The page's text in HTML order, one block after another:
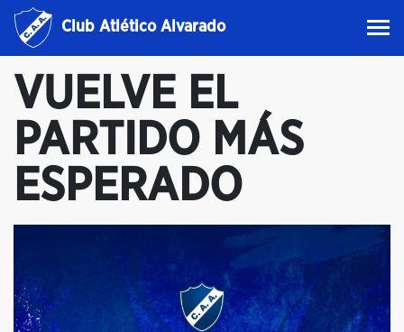
Club Atlético Alvarado
VUELVE EL
PARTIDO MÁS
ESPERADO